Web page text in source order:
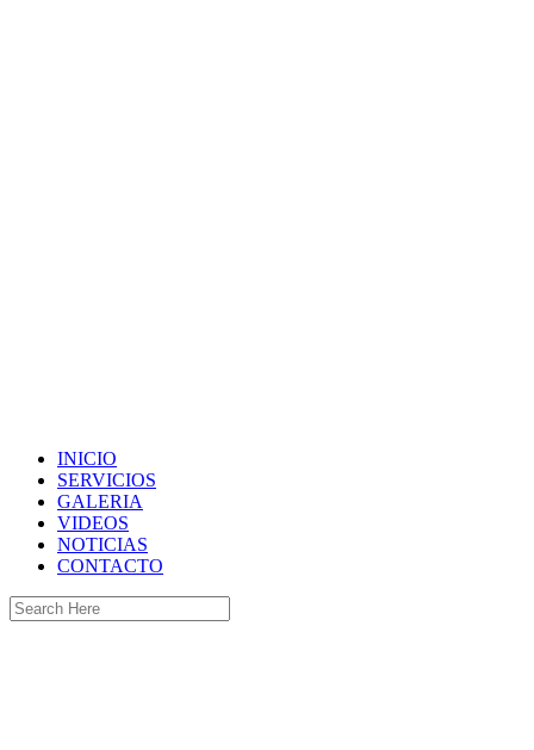
INICIO
SERVICIOS
GALERIA
VIDEOS
NOTICIAS
CONTACTO